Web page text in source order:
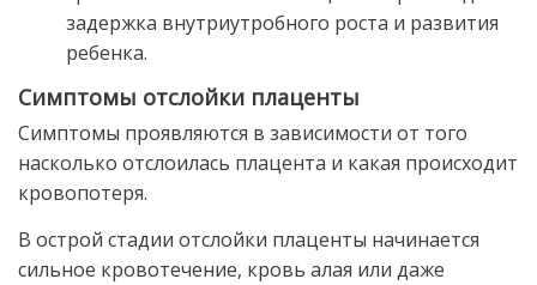
задержка внутриутробного роста и развития
ребенка.
Симптомы отслойки плаценты
Симптомы проявляются в зависимости от того
насколько отслоилась плацента и какая происходит
кровопотеря.
В острой стадии отслойки плаценты начинается
сильное кровотечение, кровь алая или даже